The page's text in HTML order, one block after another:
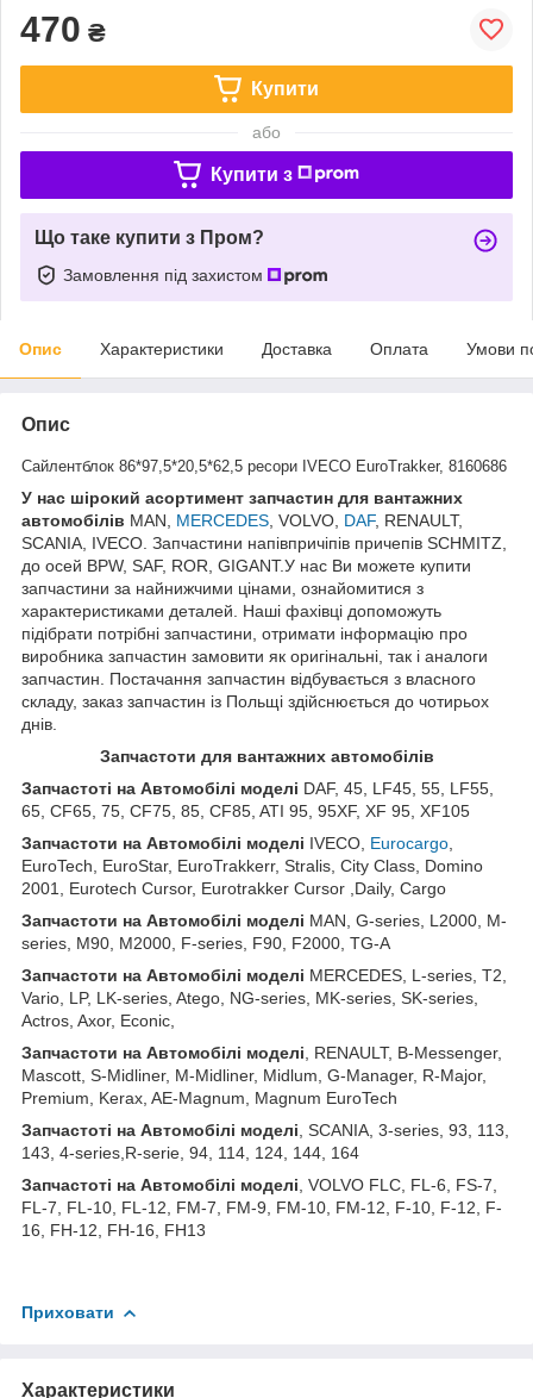
470 ₴
Купити
або
Купити з
Що таке купити з Пром?
Замовлення під захистом
Опис Характеристики Доставка Оплата Умови
Опис
Сайлентблок 86*97,5*20,5*62,5 ресори IVECO EuroTrakker, 8160686
У нас шірокий асортимент запчастин для вантажних
автомобілів MAN, MERCEDES , VOLVO, DAF, RENAULT,
SCANIA, IVECO. Запчастини напівпричіпів причепів SCHMITZ,
до осей BPW, SAF, ROR, GIGANT.У нас Ви можете купити
запчастини за найнижчими цінами, ознайомитися з
характеристиками деталей. Наші фахівці допоможуть
підібрати потрібні запчастини, отримати інформацію про
виробника запчастин замовити як оригінальні, так і аналоги
запчастин. Постачання запчастин відбувається з власного
складу, заказ запчастин із Польщі здійснюється до чотирьох
днів.
Запчастоти для вантажних автомобілів
Запчастоті на Автомобілі моделі DAF, 45, LF45, 55, LF55,
65, CF65, 75, CF75, 85, CF85, ATI 95, 95XF, XF 95, XF105
Запчастоти на Автомобілі моделі IVECO, Eurocargo
EuroTech, EuroStar, EuroTrakkerr, Stralis, City Class, Domino
2001, Eurotech Cursor, Eurotrakker Cursor ,Daily, Cargo
Запчастоти на Автомобілі моделі MAN, G-series, L2000, M-
series, M90, M2000, F-series, F90, F2000, TG-A
Запчастоти на Автомобілі моделі MERCEDES, L-series, T2,
Vario, LP, LK-series, Atego, NG-series, MK-series, SK-series,
Actros, Axor, Econic,
Запчастоти на Автомобілі моделі , RENAULT, B-Messenger,
Mascott, S-Midliner, M-Midliner, Midlum, G-Manager, R-Major,
Premium, Kerax, AE-Magnum, Magnum EuroTech
Запчастоті на Автомобілі моделі , SCANIA, 3-series, 93, 113,
143, 4-series,R-serie, 94, 114, 124, 144, 164
Запчастоті на Автомобілі моделі , VOLVO FLC, FL-6, FS-7,
FL-7, FL-10, FL-12, FM-7, FM-9, FM-10, FM-12, F-10, F-12, F-
16, FH-12, FH-16, FH13
Приховати
Характеристики